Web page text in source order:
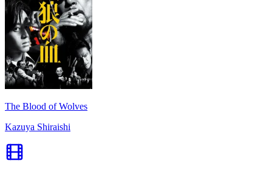
The Blood of Wolves
Kazuya Shiraishi